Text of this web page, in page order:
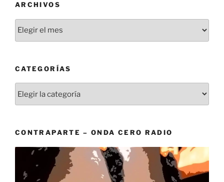
ARCHIVOS
CATEGORÍAS
CONTRAPARTE – ONDA CERO RADIO